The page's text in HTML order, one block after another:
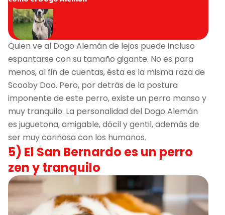
Quien ve al Dogo Alemán de lejos puede incluso
espantarse con su tamaño gigante. No es para
menos, al fin de cuentas, ésta es la misma raza de
Scooby Doo. Pero, por detrás de la postura
imponente de este perro, existe un perro manso y
muy tranquilo. La personalidad del Dogo Alemán
es juguetona, amigable, dócil y gentil, además de
ser muy cariñosa con los humanos.
5) El San Bernardo es un perro
zen y tranquilo